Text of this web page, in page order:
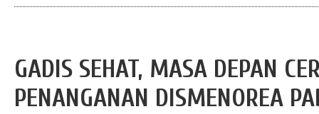
GADIS SEHAT, MASA DEPAN
PENANGANAN DISMENOREA